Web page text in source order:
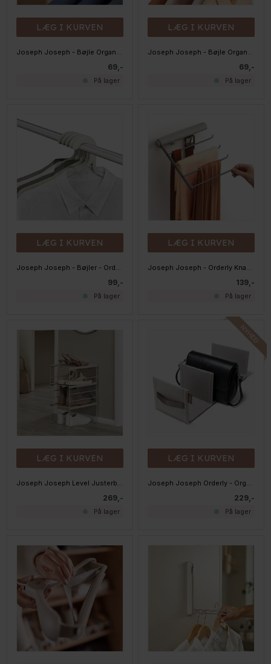
LÆG I KURVEN
69,-
På lager
LÆG I KURVEN
69,-
På lager
LÆG I KURVEN
99,-
På lager
LÆG I KURVEN
139,-
På lager
LÆG I KURVEN
269,-
På lager
LÆG I KURVEN
229,-
På lager